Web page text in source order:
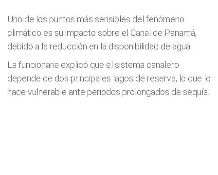
Uno de los puntos más sensibles del fenómeno
climático es su impacto sobre el Canal de Panamá,
debido a la reducción en la disponibilidad de agua.
La funcionaria explicó que el sistema canalero
depende de dos principales lagos de reserva, lo que lo
hace vulnerable ante periodos prolongados de sequía.